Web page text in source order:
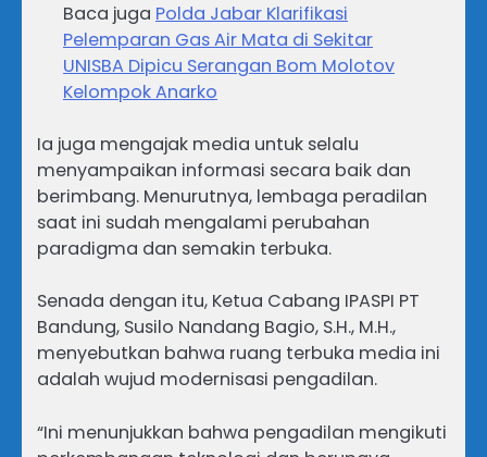
Baca juga Polda Jabar Klarifikasi
Pelemparan Gas Air Mata di Sekitar
UNISBA Dipicu Serangan Bom Molotov
Kelompok Anarko
Ia juga mengajak media untuk selalu
menyampaikan informasi secara baik dan
berimbang. Menurutnya, lembaga peradilan
saat ini sudah mengalami perubahan
paradigma dan semakin terbuka.
Senada dengan itu, Ketua Cabang IPASPI PT
Bandung, Susilo Nandang Bagio, S.H., M.H.,
menyebutkan bahwa ruang terbuka media ini
adalah wujud modernisasi pengadilan.
“Ini menunjukkan bahwa pengadilan mengikuti